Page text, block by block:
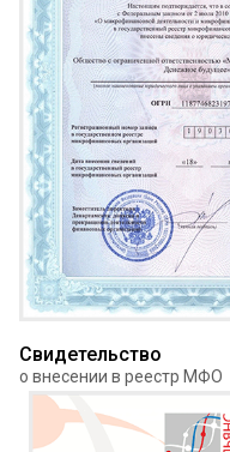
Свидетельство
о внесении в реестр МФО